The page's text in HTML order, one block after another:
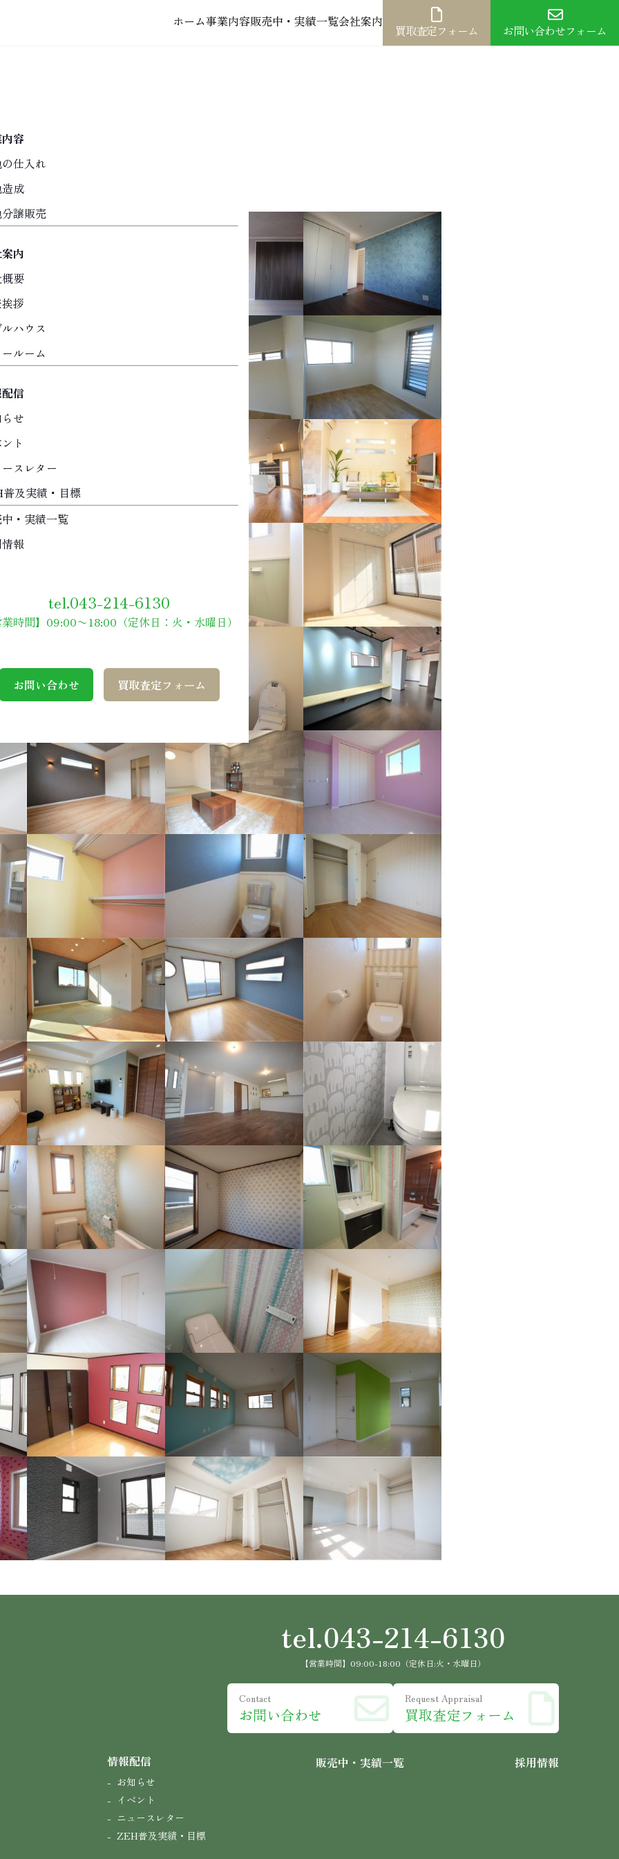
ホーム事業内容販売中・実績一覧会社案内
買取査定フォーム お問い合わせフォーム
容
仕入れ
成
譲販売
内
要
拶
ハウス
ルーム
信
せ
ト
スレター
及実績・目標
・実績一覧
報
tel.043-214-6130
時間】09:00〜18:00（定休日：火・水曜日）
お問い合わせ 買取査定フォーム
tel.043-214-6130
【営業時間】09:00-18:00（定休日:火・水曜日）
Contact
お問い合わせ
Request Appraisal
買取査定フォーム
情報配信
お知らせ
イベント
ニュースレター
ZEH普及実績・目標
販売中・実績一覧 採用情報